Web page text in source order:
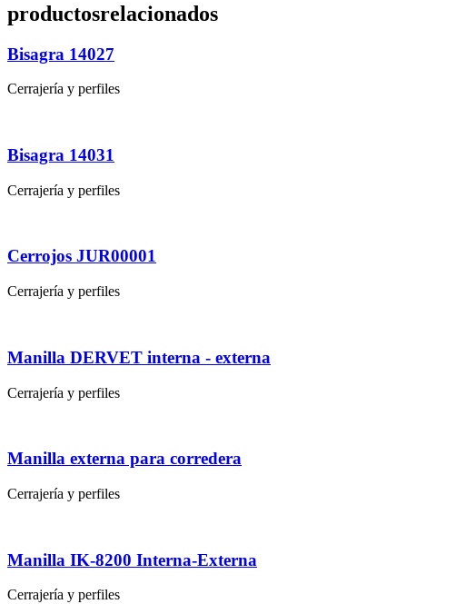
productosrelacionados
Bisagra 14027
Cerrajería y perfiles
Bisagra 14031
Cerrajería y perfiles
Cerrojos JUR00001
Cerrajería y perfiles
Manilla DERVET interna - externa
Cerrajería y perfiles
Manilla externa para corredera
Cerrajería y perfiles
Manilla IK-8200 Interna-Externa
Cerrajería y perfiles